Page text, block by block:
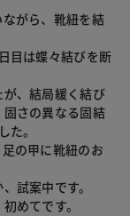
がら、靴紐を結
目は蝶々結びを断
、結局緩く結び
さの異なる固結
。
の甲に靴紐のお
試案中です。
めてです。